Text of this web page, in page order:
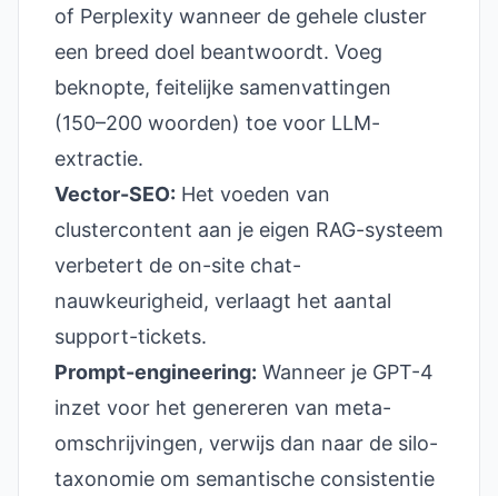
of Perplexity wanneer de gehele cluster
een breed doel beantwoordt. Voeg
beknopte, feitelijke samenvattingen
(150–200 woorden) toe voor LLM-
extractie.
Vector-SEO: Het voeden van
clustercontent aan je eigen RAG-systeem
verbetert de on-site chat-
nauwkeurigheid, verlaagt het aantal
support-tickets.
Prompt-engineering: Wanneer je GPT-4
inzet voor het genereren van meta-
omschrijvingen, verwijs dan naar de silo-
taxonomie om semantische consistentie